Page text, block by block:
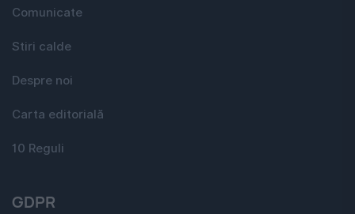
Comunicate
Stiri calde
Despre noi
Carta editorială
10 Reguli
GDPR